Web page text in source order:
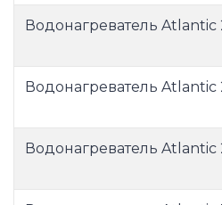
Водонагреватель Atlantic
Водонагреватель Atlantic
Водонагреватель Atlantic